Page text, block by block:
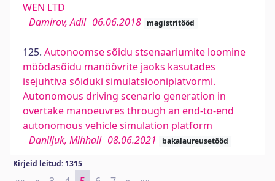
WEN LTD
Damirov, Adil 06.06.2018 magistritööd
125. Autonoomse sõidu stsenaariumite loomine
möödasõidu manöövrite jaoks kasutades
isejuhtiva sõiduki simulatsiooniplatvormi.
Autonomous driving scenario generation in
overtake manoeuvres through an end-to-end
autonomous vehicle simulation platform
Daniljuk, Mihhail 08.06.2021 bakalaureusetööd
Kirjeid leitud: 1315